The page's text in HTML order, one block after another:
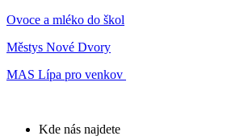
Ovoce a mléko do škol
Městys Nové Dvory
MAS Lípa pro venkov
Kde nás najdete